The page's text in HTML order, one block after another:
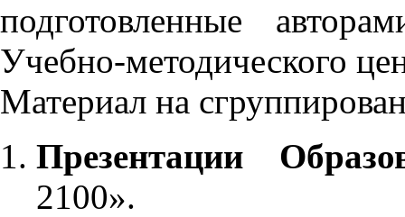
подготовленные
Учебно-методического
Материал на
Презентации
2100».